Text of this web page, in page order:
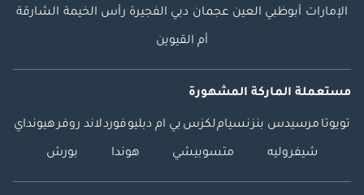
الإمارات أبوظبي العين عجمان دبي الفجيرة رأس الخيمة الشارقة
أم القيوين
مستعملة الماركة المشهورة
تويوتا مرسيدس بنزنسياملكزس بي ام دبليوفوردلاند روفرهيونداي
شيفروليه متسوبيشي هوندا بورش